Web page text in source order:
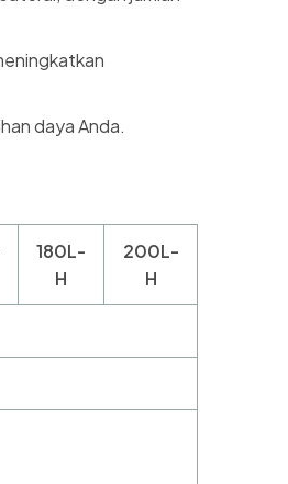
daya Anda.
180L-
H
200L-
H